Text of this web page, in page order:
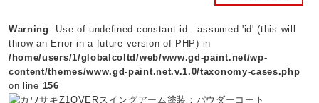
Warning : Use of undefined constant id - assumed 'id' (this will
throw an Error in a future version of PHP) in
/home/users/1/globalcoltd/web/www.gd-paint.net/wp-
content/themes/www.gd-paint.net.v.1.0/taxonomy-cases.php
on line 156